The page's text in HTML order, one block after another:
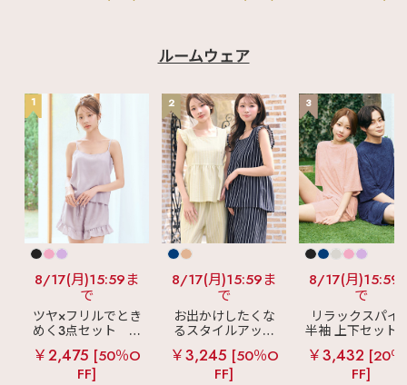
ルームウェア
1
8/17(月)15:59ま
で
ツヤ×フリルでとき
めく3点セット
シ
ルキー ショートパ
ンツ 3点セット
￥2,475 [50％O
FF]
2
8/17(月)15:59ま
で
お出かけしたくな
るスタイルアップ
見え
ストライプ
フリル ロングパン
ツ 綿混 上下セット
￥3,245 [50％O
FF]
3
8/17(月)15:59
で
リラックスパイ
半袖 上下セット
女兼用サイズ)
￥3,432 [20
FF]